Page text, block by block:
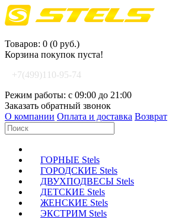
Товаров: 0 (0 руб.)
Корзина покупок пуста!
+7(499)110-95-74
Режим работы: с 09:00 до 21:00
Заказать обратный звонок
О компании Оплата и доставка Возврат
ГОРНЫЕ Stels
ГОРОДСКИЕ Stels
ДВУХПОДВЕСЫ Stels
ДЕТСКИЕ Stels
ЖЕНСКИЕ Stels
ЭКСТРИМ Stels